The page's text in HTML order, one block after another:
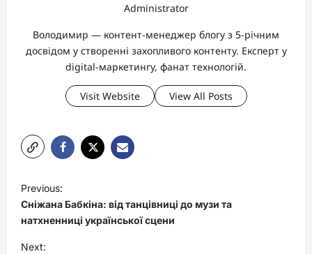
Administrator
Володимир — контент-менеджер блогу з 5-річним
досвідом у створенні захопливого контенту. Експерт у
digital-маркетингу, фанат технологій.
Visit Website View All Posts
o
s
t
Previous:
Сніжана Бабкіна: від танцівниці до музи та
натхненниці української сцени
Next: